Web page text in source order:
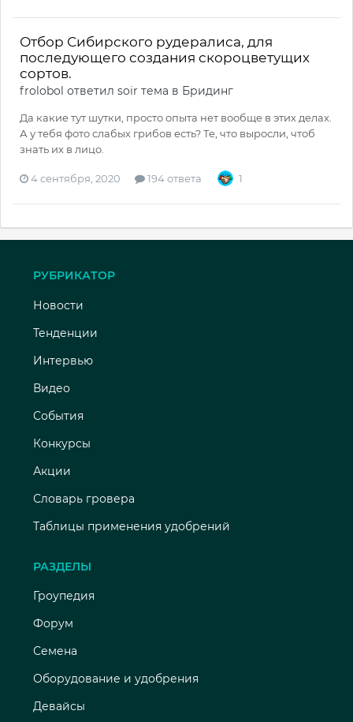
Отбор Сибирского рудералиса, для
последующего создания скороцветущих
сортов.
frolobol ответил soir тема в Бридинг
Да какие тут шутки, просто опыта нет вообще в этих делах.
А у тебя фото слабых грибов есть? Те, что выросли, чтоб
знать их в лицо.
4 сентября, 2020 194 ответа 1
РУБРИКАТОР
Новости
Тенденции
Интервью
Видео
События
Конкурсы
Акции
Словарь гровера
Таблицы применения удобрений
РАЗДЕЛЫ
Гроупедия
Форум
Семена
Оборудование и удобрения
Девайсы